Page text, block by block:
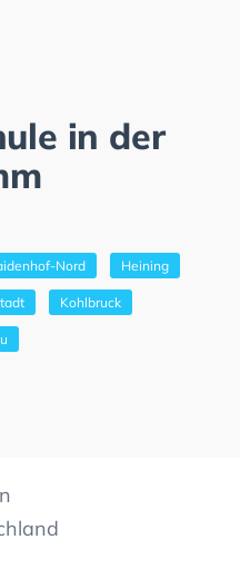
in der
Nord Heining
Kohlbruck